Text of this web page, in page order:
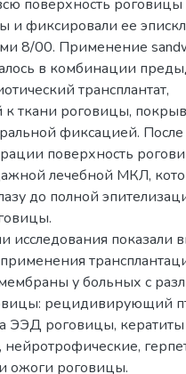
поверхность роговицы
и фиксировали ее
8/00. Применение
в комбинации
трансплантат,
ткани роговицы,
фиксацией. После
поверхность
лечебной МКЛ,
до полной
исследования показали
у больных с
рецидивирующий
ЭЭД роговицы, кератиты
нейротрофические,
ожоги роговицы.